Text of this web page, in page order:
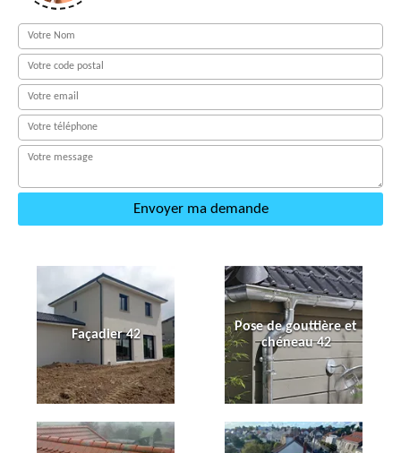
Façadier 42
Pose de gouttière et
chéneau 42